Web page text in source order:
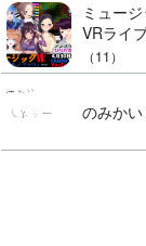
ミュー
VRライ
（11）
のみかい